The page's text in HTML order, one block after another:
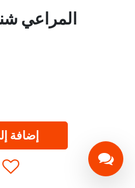
المراعي شنينة
إضافة